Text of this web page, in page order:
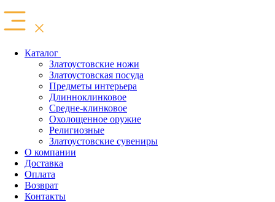
Каталог
Златоустовские ножи
Златоустовская посуда
Предметы интерьера
Длинноклинковое
Средне-клинковое
Охолощенное оружие
Религиозные
Златоустовские сувениры
О компании
Доставка
Оплата
Возврат
Контакты